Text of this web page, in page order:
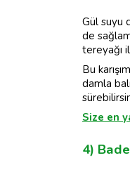
Gül suyu
de
tereyağı
Bu
damla
Size en
4)